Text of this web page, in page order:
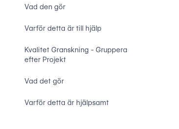
Vad den gör
Varför detta är till hjälp
Kvalitet Granskning - Gruppera
efter Projekt
Vad det gör
Varför detta är hjälpsamt